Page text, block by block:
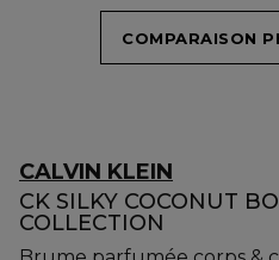
COMPARAISON
CALVIN KLEIN
CK SILKY COCONUT
COLLECTION